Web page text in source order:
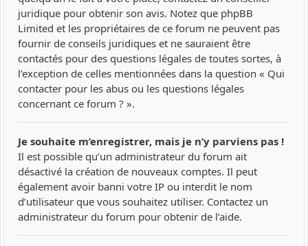
juridique pour obtenir son avis. Notez que phpBB
Limited et les propriétaires de ce forum ne peuvent pas
fournir de conseils juridiques et ne sauraient être
contactés pour des questions légales de toutes sortes, à
l’exception de celles mentionnées dans la question « Qui
contacter pour les abus ou les questions légales
concernant ce forum ? ».
Je souhaite m’enregistrer, mais je n’y parviens pas !
Il est possible qu’un administrateur du forum ait
désactivé la création de nouveaux comptes. Il peut
également avoir banni votre IP ou interdit le nom
d’utilisateur que vous souhaitez utiliser. Contactez un
administrateur du forum pour obtenir de l’aide.